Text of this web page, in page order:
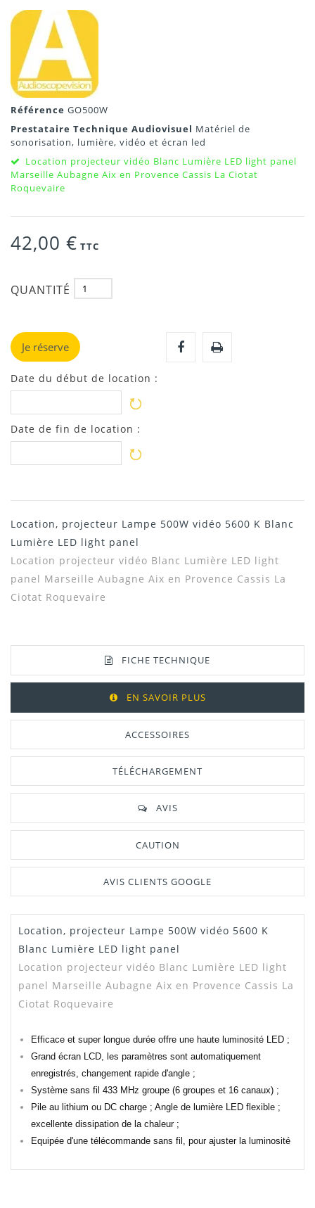
Référence GO500W
Prestataire Technique Audiovisuel Matériel de
sonorisation, lumière, vidéo et écran led
Location projecteur vidéo Blanc Lumière LED light panel
Marseille Aubagne Aix en Provence Cassis La Ciotat
Roquevaire
42,00 € TTC
QUANTITÉ
Je réserve
Date du début de location :
Date de fin de location :
Location, projecteur Lampe 500W vidéo 5600 K Blanc
Lumière LED light panel
Location projecteur vidéo Blanc Lumière LED light
panel Marseille Aubagne Aix en Provence Cassis La
Ciotat Roquevaire
FICHE TECHNIQUE
EN SAVOIR PLUS
ACCESSOIRES
TÉLÉCHARGEMENT
AVIS
CAUTION
AVIS CLIENTS GOOGLE
Manuel /
Notice
Télécharger Dans L'onglet
"Téléchargement"
Dispo 3
Location, projecteur Lampe 500W vidéo 5600 K
Blanc Lumière LED light panel
Location projecteur vidéo Blanc Lumière LED light
panel Marseille Aubagne Aix en Provence Cassis La
Ciotat Roquevaire
Efficace et super longue durée offre une haute luminosité LED ;
Grand écran LCD, les paramètres sont automatiquement
enregistrés, changement rapide d'angle ;
Système sans fil 433 MHz groupe (6 groupes et 16 canaux) ;
Pile au lithium ou DC charge ; Angle de lumière LED flexible ;
excellente dissipation de la chaleur ;
Equipée d'une télécommande sans fil, pour ajuster la luminosité